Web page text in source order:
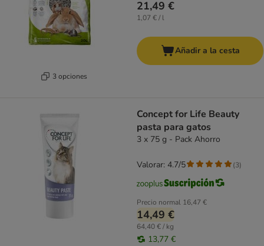
3 opciones
21,49 €
1,07 € / l
Añadir a la cesta
Concept for Life Beauty
pasta para gatos
3 x 75 g - Pack Ahorro
Precio normal 16,47 €
14,49 €
64,40 € / kg
13,77 €
Valorar: 4.7/5 (3)